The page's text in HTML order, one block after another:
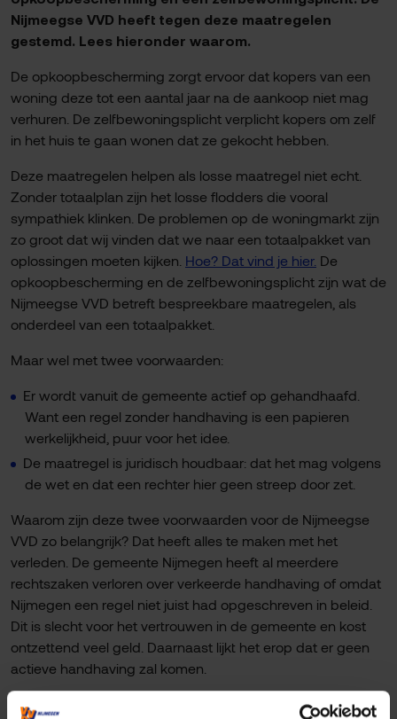
Nijmeegse VVD heeft tegen deze maatregelen
gestemd. Lees hieronder waarom.
De opkoopbescherming zorgt ervoor dat kopers van een
woning deze tot een aantal jaar na de aankoop niet mag
verhuren. De zelfbewoningsplicht verplicht kopers om zelf
in het huis te gaan wonen dat ze gekocht hebben.
Deze maatregelen helpen als losse maatregel niet echt.
Zonder totaalplan zijn het losse flodders die vooral
sympathiek klinken. De problemen op de woningmarkt zijn
zo groot dat wij vinden dat we naar een totaalpakket van
oplossingen moeten kijken. Hoe? Dat vind je hier. De
opkoopbescherming en de zelfbewoningsplicht zijn wat de
Nijmeegse VVD betreft bespreekbare maatregelen, als
onderdeel van een totaalpakket.
Maar wel met twee voorwaarden:
Er wordt vanuit de gemeente actief op gehandhaafd.
Want een regel zonder handhaving is een papieren
werkelijkheid, puur voor het idee.
De maatregel is juridisch houdbaar: dat het mag volgens
de wet en dat een rechter hier geen streep door zet.
Waarom zijn deze twee voorwaarden voor de Nijmeegse
VVD zo belangrijk? Dat heeft alles te maken met het
verleden. De gemeente Nijmegen heeft al meerdere
rechtszaken verloren over verkeerde handhaving of omdat
Nijmegen een regel niet juist had opgeschreven in beleid.
Dit is slecht voor het vertrouwen in de gemeente en kost
ontzettend veel geld. Daarnaast lijkt het erop dat er geen
actieve handhaving zal komen.
Nu is de vraag die overblijft: hoeveel voegen deze